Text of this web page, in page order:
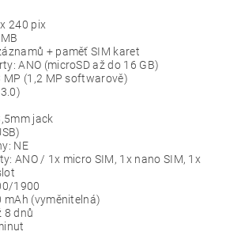
240 pix
+ paměť SIM karet
ANO (microSD až do 16 GB)
(1,2 MP softwarově)
jack
NE
ANO / 1x micro SIM, 1x nano SIM, 1x
1900
mAh (vyměnitelná)
8 dnů